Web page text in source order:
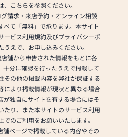
こちらを参照ください。
請求・来店予約・オンライン相談
べて「無料」で承ります。本サイト
ービス利用規約及びプライバシーポ
うえで、お申し込みください。
舗から申告された情報をもとに各
十分に確認を行ったうえで掲載して
その他の掲載内容を弊社が保証する
により掲載情報が現状と異なる場合
が独自にサイトを有する場合にはそ
たり、また本サイトのサービス利用
のご利用をお願いいたします。
舗ページで掲載している内容やその